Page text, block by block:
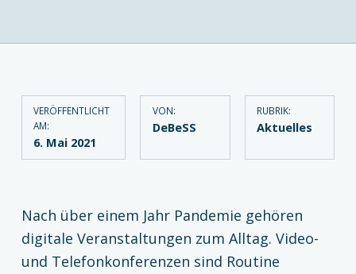
VERÖFFENTLICHT
AM:
6. Mai 2021
VON:
DeBeSS
RUBRIK:
Aktuelles
Nach über einem Jahr Pandemie gehören
digitale Veranstaltungen zum Alltag. Video-
und Telefonkonferenzen sind Routine